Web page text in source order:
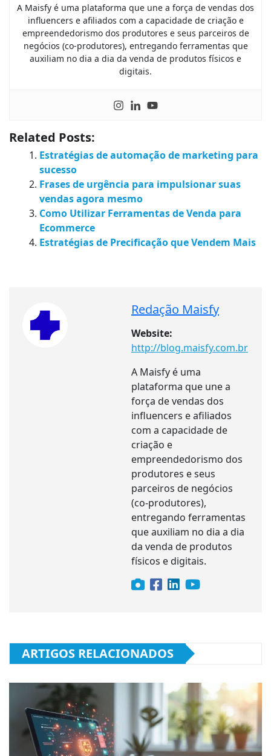
A Maisfy é uma plataforma que une a força de vendas dos
influencers e afiliados com a capacidade de criação e
empreendedorismo dos produtores e seus parceiros de
negócios (co-produtores), entregando ferramentas que
auxiliam no dia a dia da venda de produtos físicos e
digitais.
Related Posts:
Estratégias de automação de marketing para
sucesso
Frases de urgência para impulsionar suas
vendas agora mesmo
Como Utilizar Ferramentas de Venda para
Ecommerce
Estratégias de Precificação que Vendem Mais
Redação Maisfy
Website:
http://blog.maisfy.com.br
A Maisfy é uma
plataforma que une a
força de vendas dos
influencers e afiliados
com a capacidade de
criação e
empreendedorismo dos
produtores e seus
parceiros de negócios
(co-produtores),
entregando ferramentas
que auxiliam no dia a dia
da venda de produtos
físicos e digitais.
ARTIGOS RELACIONADOS